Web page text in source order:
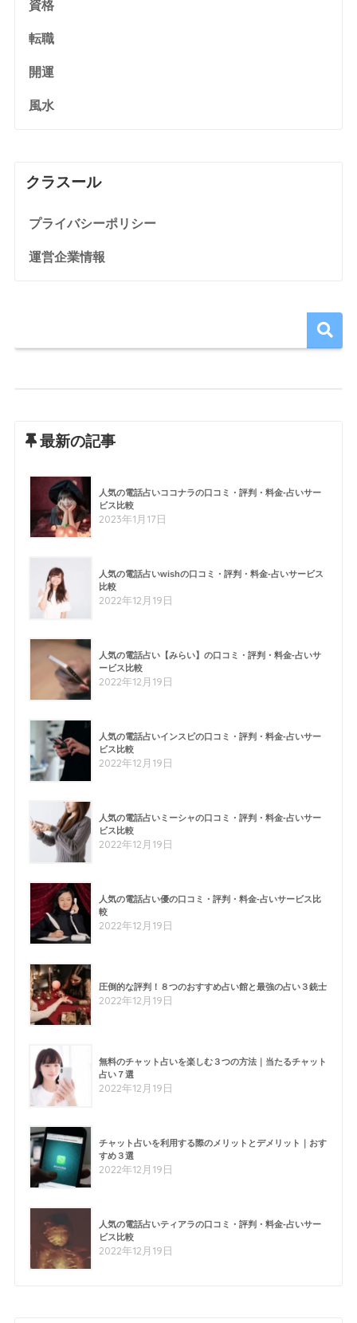
資格
転職
開運
風水
クラスール
プライバシーポリシー
運営企業情報
最新の記事
人気の電話占いココナラの口コミ・評判・料金-占いサー
ビス比較
2023年1月17日
人気の電話占いwishの口コミ・評判・料金-占いサービス
比較
2022年12月19日
人気の電話占い【みらい】の口コミ・評判・料金-占いサ
ービス比較
2022年12月19日
人気の電話占いインスピの口コミ・評判・料金-占いサー
ビス比較
2022年12月19日
人気の電話占いミーシャの口コミ・評判・料金-占いサー
ビス比較
2022年12月19日
人気の電話占い優の口コミ・評判・料金-占いサービス比
較
2022年12月19日
圧倒的な評判！８つのおすすめ占い館と最強の占い３銃士
2022年12月19日
無料のチャット占いを楽しむ３つの方法｜当たるチャット
占い７選
2022年12月19日
チャット占いを利用する際のメリットとデメリット｜おす
すめ３選
2022年12月19日
人気の電話占いティアラの口コミ・評判・料金-占いサー
ビス比較
2022年12月19日